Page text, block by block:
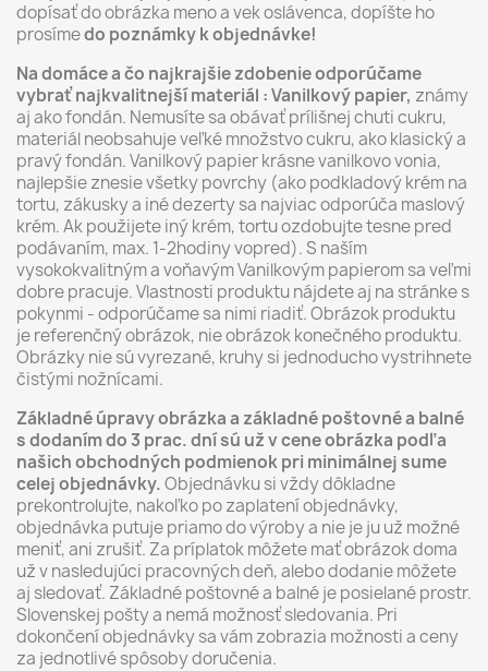
dopísať do obrázka meno a vek oslávenca, dopíšte ho
prosímedo poznámky k objednávke!
Na domáce a čo najkrajšie zdobenie odporúčame
vybrať najkvalitnejší materiál : Vanilkový papier, známy
aj ako fondán. Nemusíte sa obávať prílišnej chuti cukru,
materiál neobsahuje veľké množstvo cukru, ako klasický a
pravý fondán. Vanilkový papier krásne vanilkovo vonia,
najlepšie znesie všetky povrchy (ako podkladový krém na
tortu, zákusky a iné dezerty sa najviac odporúča maslový
krém. Ak použijete iný krém, tortu ozdobujte tesne pred
podávaním, max. 1-2hodiny vopred). S naším
vysokokvalitným a voňavým Vanilkovým papierom sa veľmi
dobre pracuje. Vlastnosti produktu nájdete aj na stránke s
pokynmi - odporúčame sa nimi riadiť. Obrázok produktu
je referenčný obrázok, nie obrázok konečného produktu.
Obrázky nie sú vyrezané, kruhy si jednoducho vystrihnete
čistými nožnícami.
Základné úpravy obrázka a základné poštovné a balné
s dodaním do 3 prac. dní sú už v cene obrázka podľa
našich obchodných podmienok pri minimálnej sume
celej objednávky.Objednávku si vždy dôkladne
prekontrolujte, nakoľko po zaplatení objednávky,
objednávka putuje priamo do výroby a nie je ju už možné
meniť, ani zrušiť. Za príplatok môžete mať obrázok doma
už v nasledujúci pracovných deň, alebo dodanie môžete
aj sledovať. Základné poštovné a balné je posielané prostr.
Slovenskej pošty a nemá možnosť sledovania. Pri
dokončení objednávky sa vám zobrazia možnosti a ceny
za jednotlivé spôsoby doručenia.